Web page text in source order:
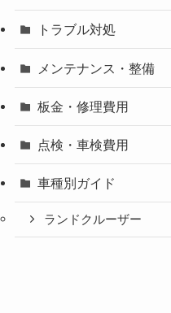
トラブル対処
メンテナンス・整備
板金・修理費用
点検・車検費用
車種別ガイド
ランドクルーザー